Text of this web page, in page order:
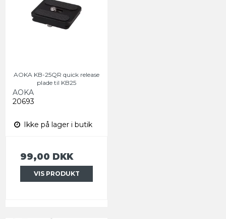
AOKA KB-25QR quick release
plade til KB25
AOKA
20693
Ikke på lager i butik
99,00 DKK
VIS PRODUKT